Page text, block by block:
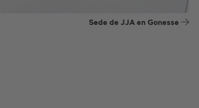
Sede de JJA en Gonesse